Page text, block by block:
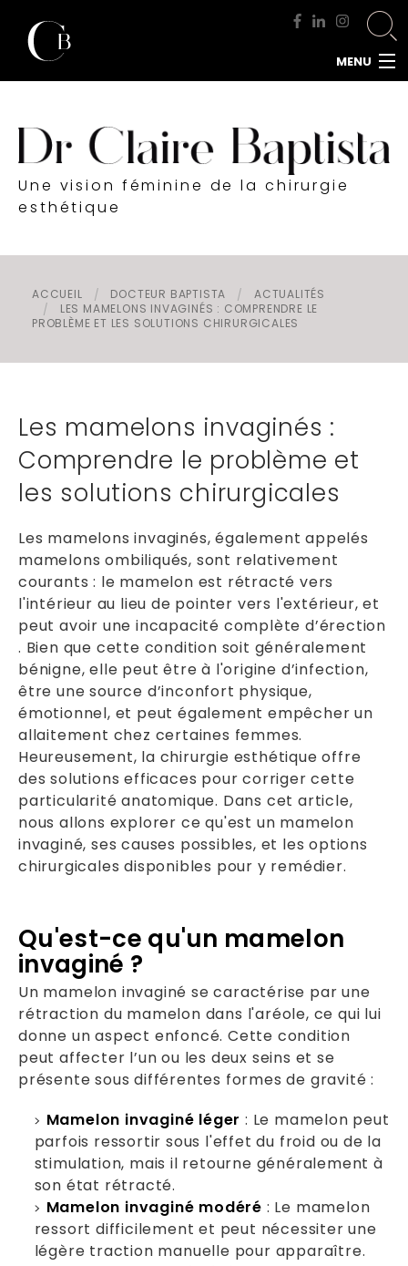
MENU
DOCTEUR BAPTISTA
CHIRURGIE MAMMAIRE
CHIRURGIE DU VISAGE
CHIRURGIE DE LA SILHOUETTE
CHIRURGIE INTIME
MÉDECINE ESTHÉTIQUE
Une vision féminine de la chirurgie
esthétique
ACCUEIL DOCTEUR BAPTISTA
ACTUALITÉS
LES MAMELONS INVAGINÉS : COMPRENDRE LE
PROBLÈME ET LES SOLUTIONS CHIRURGICALES
Les mamelons invaginés :
Comprendre le problème et
les solutions chirurgicales
Les mamelons invaginés, également appelés
mamelons ombiliqués, sont relativement
courants : le mamelon est rétracté vers
l'intérieur au lieu de pointer vers l'extérieur, et
peut avoir une incapacité complète d’érection
. Bien que cette condition soit généralement
bénigne, elle peut être à l'origine d’infection,
être une source d’inconfort physique,
émotionnel, et peut également empêcher un
allaitement chez certaines femmes.
Heureusement, la chirurgie esthétique offre
des solutions efficaces pour corriger cette
particularité anatomique. Dans cet article,
nous allons explorer ce qu'est un mamelon
invaginé, ses causes possibles, et les options
chirurgicales disponibles pour y remédier.
Qu'est-ce qu'un mamelon
invaginé ?
Un mamelon invaginé se caractérise par une
rétraction du mamelon dans l'aréole, ce qui lui
donne un aspect enfoncé. Cette condition
peut affecter l’un ou les deux seins et se
présente sous différentes formes de gravité :
Mamelon invaginé léger : Le mamelon peut
parfois ressortir sous l'effet du froid ou de la
stimulation, mais il retourne généralement à
son état rétracté.
Mamelon invaginé modéré : Le mamelon
ressort difficilement et peut nécessiter une
légère traction manuelle pour apparaître.